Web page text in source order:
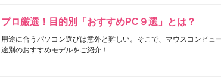
プロ厳選！目的別「おすすめPC９選」とは？
用途に合うパソコン選びは意外と難しい。そこで、マウスコンピュ
途別のおすすめモデルをご紹介！